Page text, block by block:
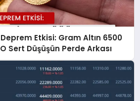
Etkisi: Gram Altın 6500
O Sert Düşüşün Perde Arkası